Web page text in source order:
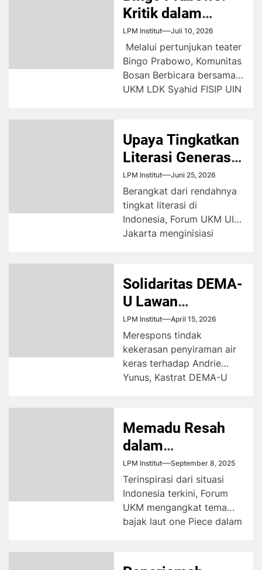
Kritik dalam
Balutan
Permainan
LPM Institut Juli 10, 2026
Melalui pertunjukan teater
Bingo Prabowo, Komunitas
Bosan Berbicara bersama
UKM LDK Syahid FISIP UIN
mengajak...
Upaya Tingkatkan
Literasi Generasi
Muda
LPM Institut Juni 25, 2026
Berangkat dari rendahnya
tingkat literasi di
Indonesia, Forum UKM UIN
Jakarta menginisiasi
UIN Literacy...
Solidaritas DEMA-
U Lawan
Pembungkaman
Terhadap Andrie
Yunus
LPM Institut April 15, 2026
Merespons tindak
kekerasan penyiraman air
keras terhadap Andrie
Yunus, Kastrat DEMA-U
pelanggaran terhadap
HAM...
Memadu Resah
dalam
Pengenalan
UKM–LO
LPM Institut September 8, 2025
Terinspirasi dari situasi
Indonesia terkini, Forum
UKM mengangkat tema
bajak laut one Piece dalam